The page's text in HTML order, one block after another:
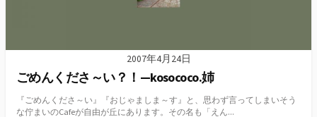
2007年4月24日
ごめんくださ～い？！—kosococo.姉
『ごめんくださ～い』『おじゃましま～す』と、思わず言ってしまいそう
な佇まいのCafeが自由が丘にあります。その名も「えん...